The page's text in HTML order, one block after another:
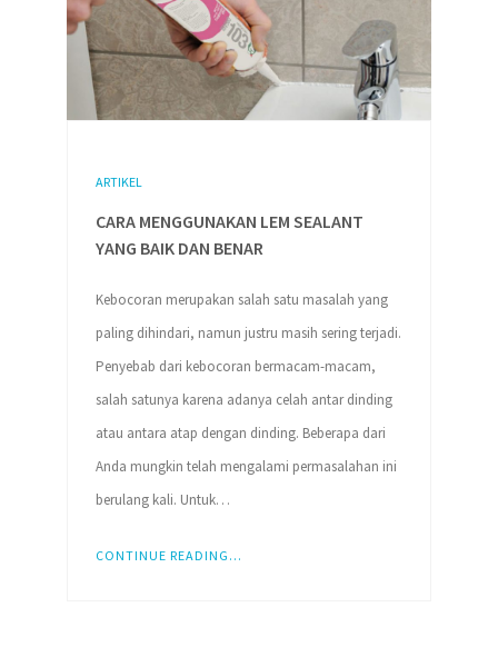
ARTIKEL
CARA MENGGUNAKAN LEM SEALANT
YANG BAIK DAN BENAR
Kebocoran merupakan salah satu masalah yang
paling dihindari, namun justru masih sering terjadi.
Penyebab dari kebocoran bermacam-macam,
salah satunya karena adanya celah antar dinding
atau antara atap dengan dinding. Beberapa dari
Anda mungkin telah mengalami permasalahan ini
berulang kali. Untuk…
CONTINUE READING...